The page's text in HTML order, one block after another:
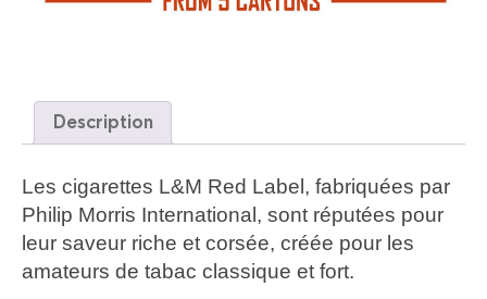
Description
Les cigarettes L&M Red Label, fabriquées par
Philip Morris International, sont réputées pour
leur saveur riche et corsée, créée pour les
amateurs de tabac classique et fort.